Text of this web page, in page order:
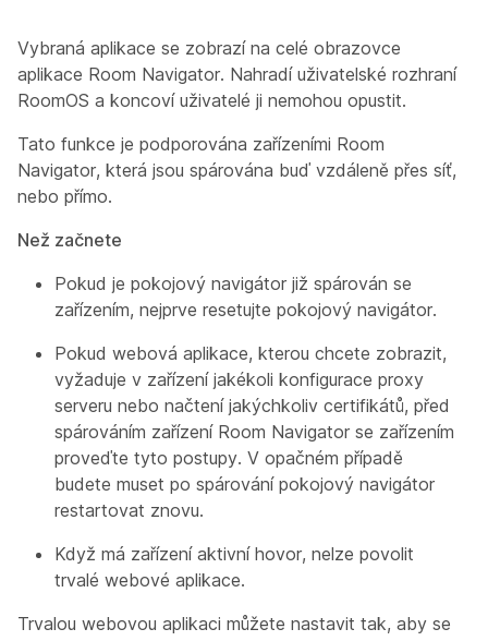
Vybraná aplikace se zobrazí na celé obrazovce
aplikace Room Navigator. Nahradí uživatelské rozhraní
RoomOS a koncoví uživatelé ji nemohou opustit.
Tato funkce je podporována zařízeními Room
Navigator, která jsou spárována buď vzdáleně přes síť,
nebo přímo.
Než začnete
Pokud je pokojový navigátor již spárován se
zařízením, nejprve resetujte pokojový navigátor.
Pokud webová aplikace, kterou chcete zobrazit,
vyžaduje v zařízení jakékoli konfigurace proxy
serveru nebo načtení jakýchkoliv certifikátů, před
spárováním zařízení Room Navigator se zařízením
proveďte tyto postupy. V opačném případě
budete muset po spárování pokojový navigátor
restartovat znovu.
Když má zařízení aktivní hovor, nelze povolit
trvalé webové aplikace.
Trvalou webovou aplikaci můžete nastavit tak, aby se